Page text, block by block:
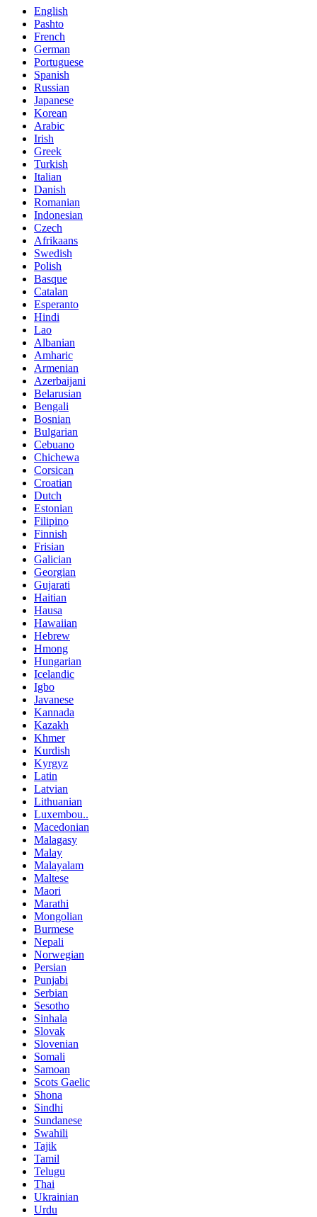
English
Pashto
French
German
Portuguese
Spanish
Russian
Japanese
Korean
Arabic
Irish
Greek
Turkish
Italian
Danish
Romanian
Indonesian
Czech
Afrikaans
Swedish
Polish
Basque
Catalan
Esperanto
Hindi
Lao
Albanian
Amharic
Armenian
Azerbaijani
Belarusian
Bengali
Bosnian
Bulgarian
Cebuano
Chichewa
Corsican
Croatian
Dutch
Estonian
Filipino
Finnish
Frisian
Galician
Georgian
Gujarati
Haitian
Hausa
Hawaiian
Hebrew
Hmong
Hungarian
Icelandic
Igbo
Javanese
Kannada
Kazakh
Khmer
Kurdish
Kyrgyz
Latin
Latvian
Lithuanian
Luxembou..
Macedonian
Malagasy
Malay
Malayalam
Maltese
Maori
Marathi
Mongolian
Burmese
Nepali
Norwegian
Persian
Punjabi
Serbian
Sesotho
Sinhala
Slovak
Slovenian
Somali
Samoan
Scots Gaelic
Shona
Sindhi
Sundanese
Swahili
Tajik
Tamil
Telugu
Thai
Ukrainian
Urdu